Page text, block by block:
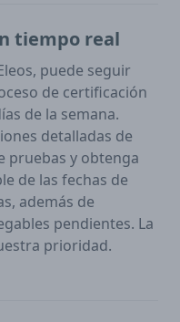
tiempo real
puede seguir
de certificación
de la semana.
detalladas de
pruebas y obtenga
de las fechas de
además de
pendientes. La
prioridad.